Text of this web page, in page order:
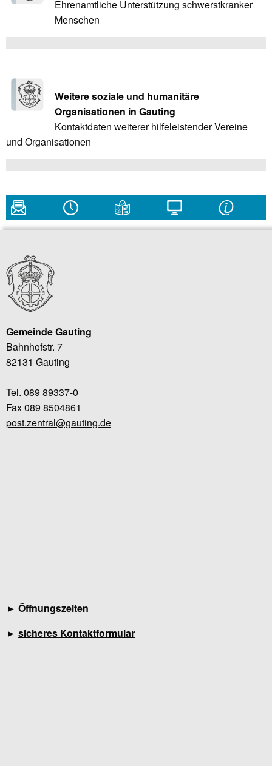
Ehrenamtliche Unterstützung schwerstkranker
Menschen
Weitere soziale und humanitäre
Organisationen in Gauting
Kontaktdaten weiterer hilfeleistender Vereine
und Organisationen
Gemeinde Gauting
Bahnhofstr. 7
82131 Gauting
Tel. 089 89337-0
Fax 089 8504861
post.zentral@gauting.de
► Öffnungszeiten
► sicheres Kontaktformular